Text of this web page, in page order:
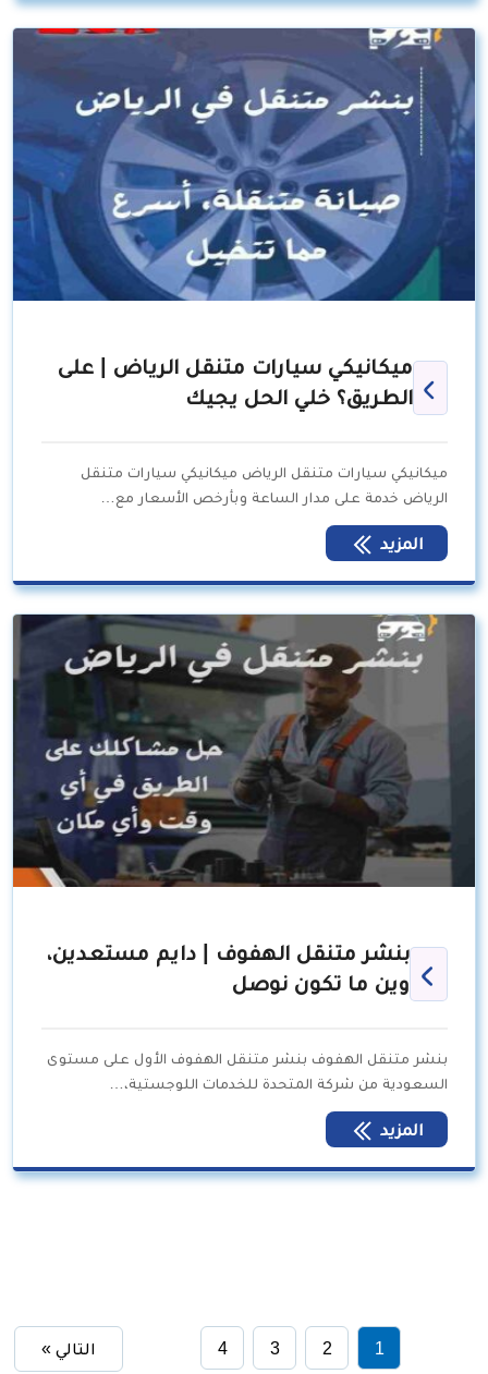
ميكانيكي سيارات متنقل الرياض | على
الطريق؟ خلي الحل يجيك
ميكانيكي سيارات متنقل الرياض ميكانيكي سيارات متنقل
الرياض خدمة على مدار الساعة وبأرخص الأسعار مع…
المزيد
بنشر متنقل الهفوف | دايم مستعدين،
وين ما تكون نوصل
بنشر متنقل الهفوف بنشر متنقل الهفوف الأول على مستوى
السعودية من شركة المتحدة للخدمات اللوجستية،…
المزيد
1
2
3
4 التالي »